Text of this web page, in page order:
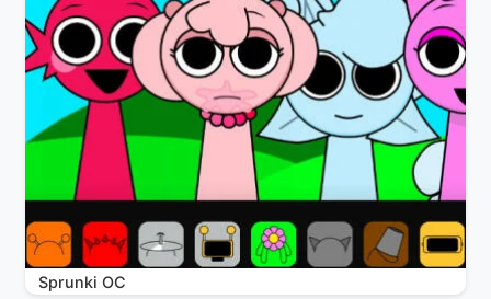
Sprunki OC